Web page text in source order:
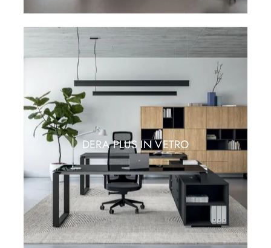
DERA PLUS IN VETRO